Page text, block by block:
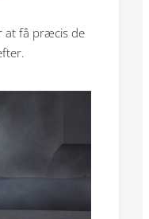
at få præcis de